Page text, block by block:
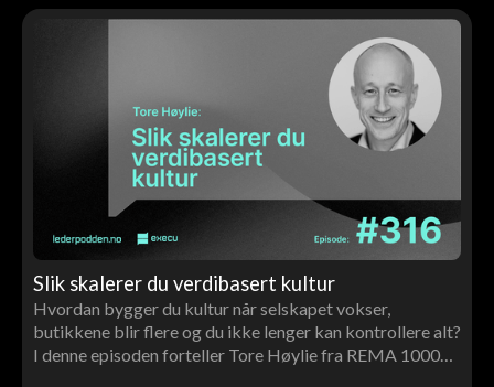
Slik skalerer du verdibasert kultur
Hvordan bygger du kultur når selskapet vokser,
butikkene blir flere og du ikke lenger kan kontrollere alt?
I denne episoden forteller Tore Høylie fra REMA 1000